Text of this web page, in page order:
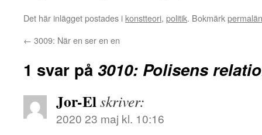
Det här inlägget postades i konstteori, politik. Bokmärk
← 3009: När en ser en en
1 svar på 3010: Polisens
Jor-Elskriver:
2020 23 maj kl. 10:16